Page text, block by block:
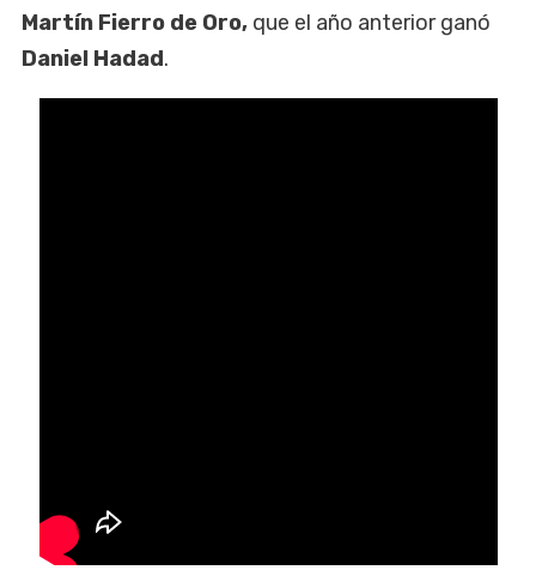
Martín Fierro de Oro, que el año anterior ganó
Daniel Hadad.